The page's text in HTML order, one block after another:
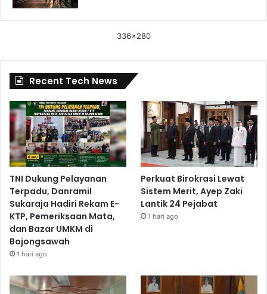
336x280
Recent Tech News
TNI Dukung Pelayanan
Terpadu, Danramil
Sukaraja Hadiri Rekam E-
KTP, Pemeriksaan Mata,
dan Bazar UMKM di
Bojongsawah
1 hari ago
Perkuat Birokrasi Lewat
Sistem Merit, Ayep Zaki
Lantik 24 Pejabat
1 hari ago